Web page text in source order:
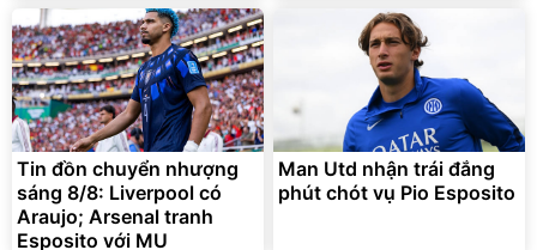
CHỐNG NẮNG WATERGEL
MỚI UV Defender SPF 50+
PA++++
299.000đ
Deal hot
L'Oreal Paris
Hộp đựng rau củ tủ lạnh có
quai trong suốt 3L bảo
quản thực phẩm
65.000đ
Giá ưu đãi
Tin đồn chuyển nhượng
sáng 8/8: Liverpool có
Araujo; Arsenal tranh
Esposito với MU
Man Utd nhận trái đắng
phút chót vụ Pio Esposito